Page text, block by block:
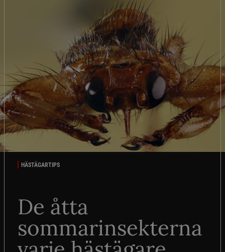
HÄSTÄGARTIPS
De åtta
sommarinsekterna